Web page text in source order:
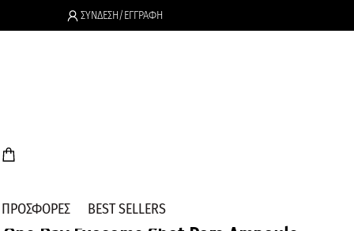
ΣΥΝΔΕΣΗ/ΕΓΓΡΑΦΗ
ΠΡΟΣΦΟΡΕΣ BEST SELLERS